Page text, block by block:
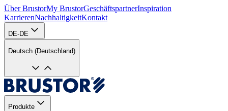
Über BrustorMy BrustorGeschäftspartnerInspiration
KarrierenNachhaltigkeitKontakt
DE-DE
Deutsch (Deutschland)
Produkte